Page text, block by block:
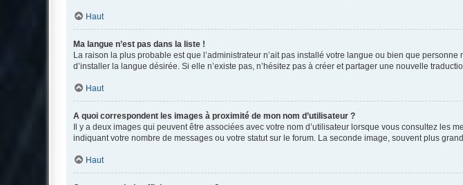
Haut
Ma langue n’est pas dans la liste !
La raison la plus probable est que l’administrateur n’ait pas installé votre langue ou bien que
d’installer la langue désirée. Si elle n’existe pas, n’hésitez pas à créer et partager une nouvelle
Haut
A quoi correspondent les images à proximité de mon nom d’utilisateur ?
Il y a deux images qui peuvent être associées avec votre nom d’utilisateur lorsque vous consultez les
indiquant votre nombre de messages ou votre statut sur le forum. La seconde image, souvent plus
Haut